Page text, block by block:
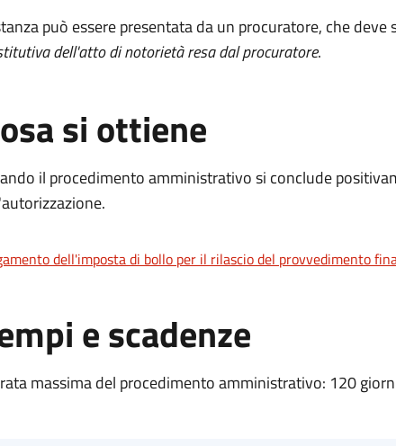
può essere presentata da un procuratore, che deve
dell'atto di notorietà resa dal procuratore.
si ottiene
il procedimento amministrativo si conclude
dell'imposta di bollo per il rilascio del provvedimento
e scadenze
massima del procedimento amministrativo: 120